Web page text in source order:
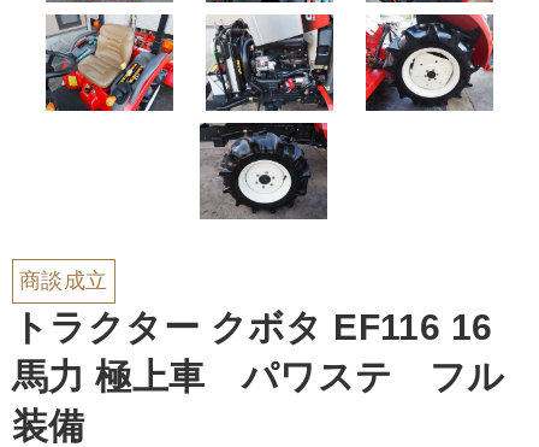
商談成立
トラクター クボタ EF116 16
馬力 極上車 パワステ フル
装備